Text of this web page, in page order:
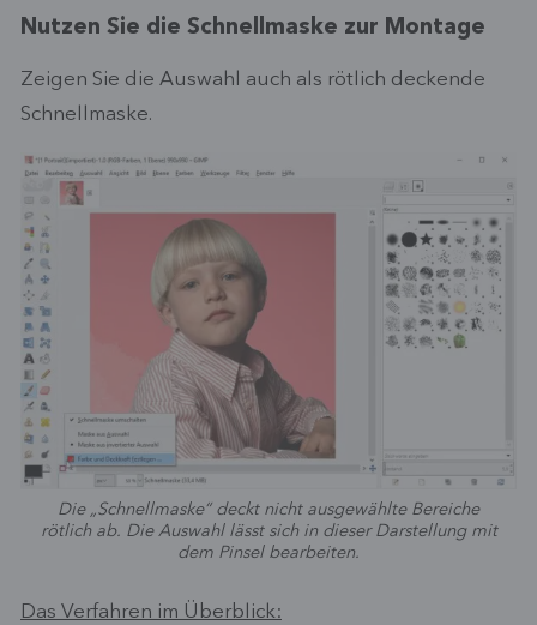
Nutzen Sie die Schnellmaske zur Montage
Zeigen Sie die Auswahl auch als rötlich deckende
Schnellmaske.
Die „Schnellmaske“ deckt nicht ausgewählte Bereiche
rötlich ab. Die Auswahl lässt sich in dieser Darstellung mit
dem Pinsel bearbeiten.
Das Verfahren im Überblick: